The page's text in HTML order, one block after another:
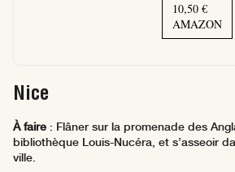
10,50 €
AMAZON
Nice
À faire : Flâner sur la promenade des
bibliothèque Louis-Nucéra, et s’asseoir
ville.